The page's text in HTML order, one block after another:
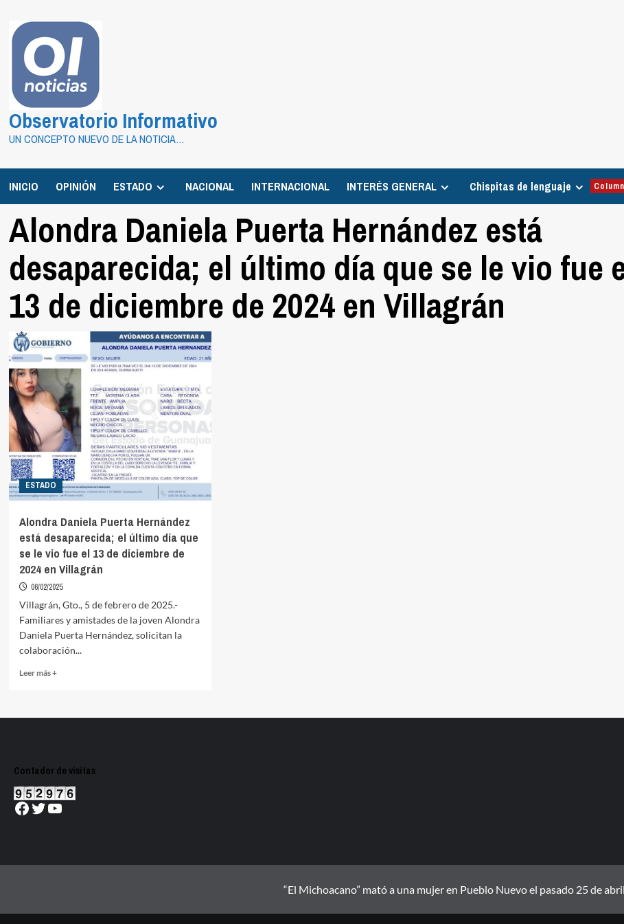
contenido
Observatorio Informativo
UN CONCEPTO NUEVO DE LA NOTICIA…
INICIO OPINIÓN ESTADO NACIONAL INTERNACIONAL INTERÉS GENERAL Chispitas de lenguaje
Alondra Daniela Puerta Hernández está
desaparecida; el último día que se le vio fue
13 de diciembre de 2024 en Villagrán
ESTADO
Alondra Daniela Puerta Hernández
está desaparecida; el último día que
se le vio fue el 13 de diciembre de
2024 en Villagrán
06/02/2025
Villagrán, Gto., 5 de febrero de 2025.-
Familiares y amistades de la joven Alondra
Daniela Puerta Hernández, solicitan la
colaboración...
Leer más +Read
desaparecida;
el
último
día
vio
Contador de visitas
Facebook
Twitter
YouTube
“El Michoacano” mató a una mujer en Pueblo Nuevo el pasado 25 de